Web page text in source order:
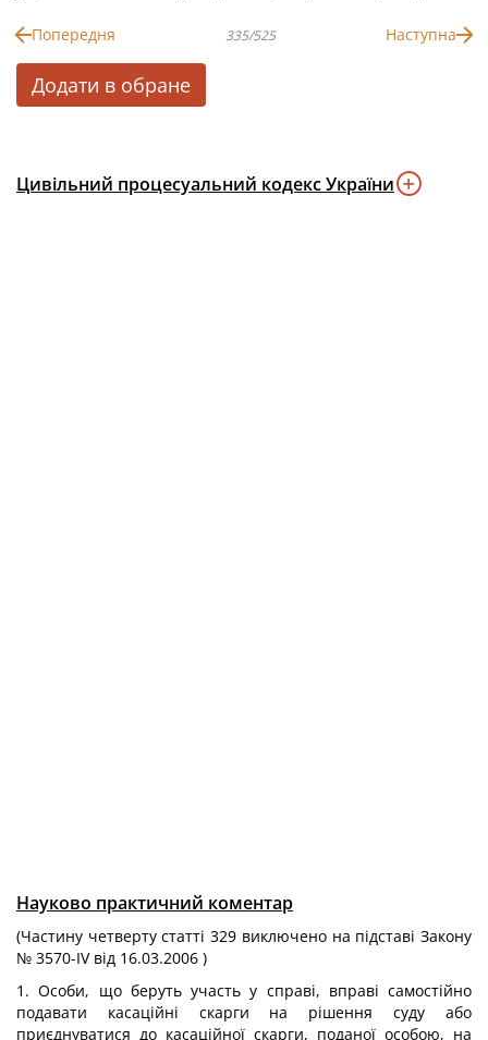
Попередня 335/525 Наступна
Додати в обране
Цивільний процесуальний кодекс України
Науково практичний коментар
(Частину четверту статті 329 виключено на підставі Закону
№ 3570-IV від 16.03.2006 )
1. Особи, що беруть участь у справі, вправі самостійно
подавати касаційні скарги на рішення суду або
приєднуватися до касаційної скарги, поданої особою, на